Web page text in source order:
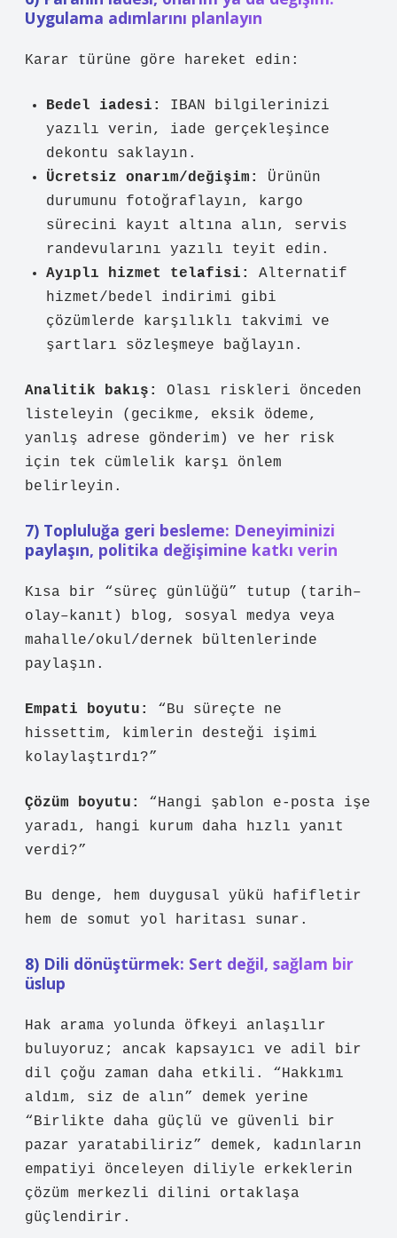
Uygulama adımlarını planlayın
Karar türüne göre hareket edin:
Bedel iadesi:
IBAN bilgilerinizi
yazılı verin, iade gerçekleşince
dekontu saklayın.
Ücretsiz onarım/değişim:
Ürünün
durumunu fotoğraflayın, kargo
sürecini kayıt altına alın, servis
randevularını yazılı teyit edin.
Ayıplı hizmet telafisi:
Alternatif
hizmet/bedel indirimi gibi
çözümlerde karşılıklı takvimi ve
şartları sözleşmeye bağlayın.
Analitik bakış:
Olası riskleri önceden
listeleyin (gecikme, eksik ödeme,
yanlış adrese gönderim) ve her risk
için tek cümlelik karşı önlem
belirleyin.
7) Topluluğa geri besleme: Deneyiminizi
paylaşın, politika değişimine katkı verin
Kısa bir “süreç günlüğü” tutup (tarih–
olay–kanıt) blog, sosyal medya veya
mahalle/okul/dernek bültenlerinde
paylaşın.
Empati boyutu:
“Bu süreçte ne
hissettim, kimlerin desteği işimi
kolaylaştırdı?”
Çözüm boyutu:
“Hangi şablon e-posta işe
yaradı, hangi kurum daha hızlı yanıt
verdi?”
Bu denge, hem duygusal yükü hafifletir
hem de somut yol haritası sunar.
8) Dili dönüştürmek: Sert değil, sağlam bir
üslup
Hak arama yolunda öfkeyi anlaşılır
buluyoruz; ancak kapsayıcı ve adil bir
dil çoğu zaman daha etkili. “Hakkımı
aldım, siz de alın” demek yerine
“Birlikte daha güçlü ve güvenli bir
pazar yaratabiliriz” demek, kadınların
empatiyi önceleyen diliyle erkeklerin
çözüm merkezli dilini ortaklaşa
güçlendirir.